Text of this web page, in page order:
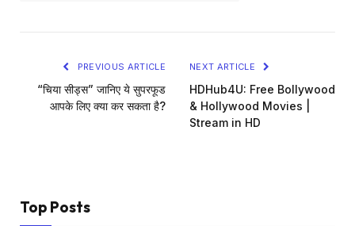
PREVIOUS ARTICLE
“चिया सीड्स” जानिए ये सुपरफूड
आपके लिए क्या कर सकता है?
NEXT ARTICLE
HDHub4U: Free Bollywood
& Hollywood Movies |
Stream in HD
Top Posts